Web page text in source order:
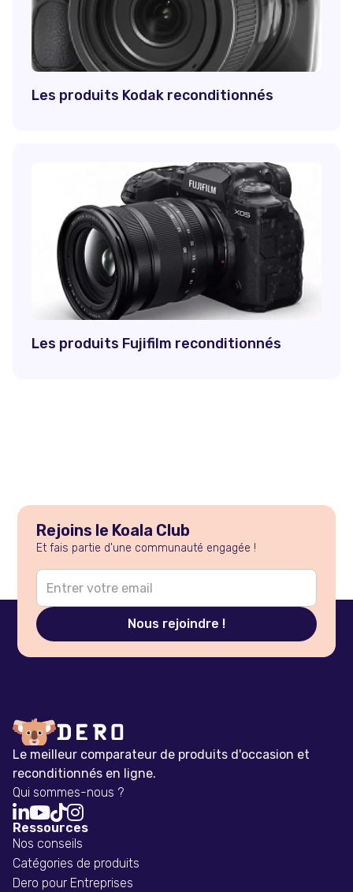
Les produits Kodak reconditionnés
Les produits Fujifilm reconditionnés
Rejoins le Koala Club
Et fais partie d'une communauté engagée !
Le meilleur comparateur de produits d'occasion et
reconditionnés en ligne.
Qui sommes-nous ?

Ressources
Nos conseils
Catégories de produits
Dero pour Entreprises